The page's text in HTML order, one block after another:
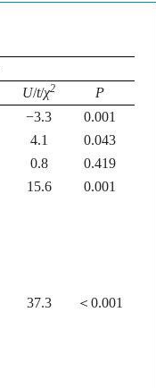
U/t/χ2
P
−3.3
0.001
4.1
0.043
0.8
0.419
15.6
0.001
37.3
＜0.001